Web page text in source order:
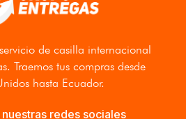
de casilla internacional
Traemos tus compras desde
hasta Ecuador.
redes sociales